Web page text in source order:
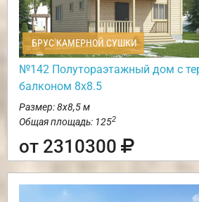
БРУС КАМЕРНОЙ СУШКИ
№142 Полутораэтажный дом с
балконом 8х8.5
Размер: 8х8,5 м
Общая площадь: 1252
от 2310300